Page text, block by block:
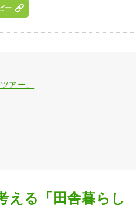
ー
アー」
える「田舎暮らし